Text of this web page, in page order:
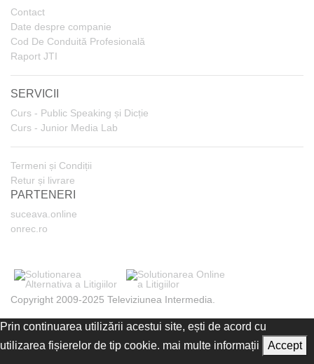
Contact
Date despre companie
Cod De Conduită Profesională
Raport JTI
SERVICII
Curs - Public Speaking și Dicție
Curs - Junior Media Lab
Termeni și Condiții
Retur și livrare
PARTENERI
suceava.online
onrec.ro
Copyright 2009-2025 Televiziunea Intermedia.
Prin continuarea utilizării acestui site, ești de acord cu
utilizarea fișierelor de tip cookie. mai multe informații Accept